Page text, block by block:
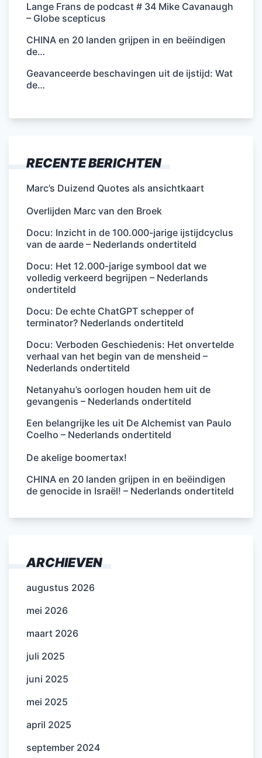
Lange Frans de podcast # 34 Mike Cavanaugh
– Globe scepticus
CHINA en 20 landen grijpen in en beëindigen
de…
Geavanceerde beschavingen uit de ijstijd: Wat
de…
RECENTE BERICHTEN
Marc’s Duizend Quotes als ansichtkaart
Overlijden Marc van den Broek
Docu: Inzicht in de 100.000-jarige ijstijdcyclus
van de aarde – Nederlands ondertiteld
Docu: Het 12.000-jarige symbool dat we
volledig verkeerd begrijpen – Nederlands
ondertiteld
Docu: De echte ChatGPT schepper of
terminator? Nederlands ondertiteld
Docu: Verboden Geschiedenis: Het onvertelde
verhaal van het begin van de mensheid –
Nederlands ondertiteld
Netanyahu’s oorlogen houden hem uit de
gevangenis – Nederlands ondertiteld
Een belangrijke les uit De Alchemist van Paulo
Coelho – Nederlands ondertiteld
De akelige boomertax!
CHINA en 20 landen grijpen in en beëindigen
de genocide in Israël! – Nederlands ondertiteld
ARCHIEVEN
augustus 2026
mei 2026
maart 2026
juli 2025
juni 2025
mei 2025
april 2025
september 2024